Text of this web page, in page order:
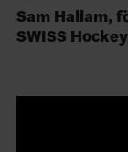
Sam Hallam,
SWISS